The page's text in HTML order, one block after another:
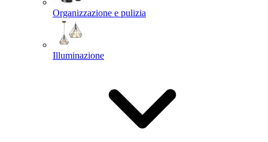
Organizzazione e pulizia
Illuminazione